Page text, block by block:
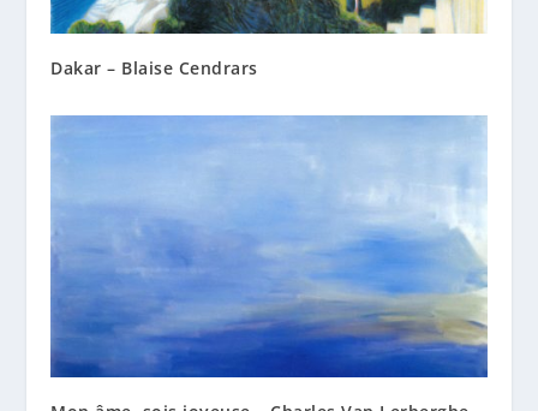
Dakar – Blaise Cendrars